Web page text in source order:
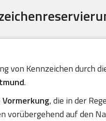
von Kennzeichen durch
.
, die in der
vorübergehend auf den